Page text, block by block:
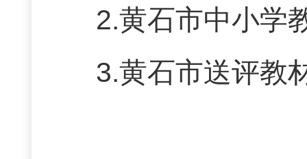
2.黄石市中小学
3.黄石市送评教